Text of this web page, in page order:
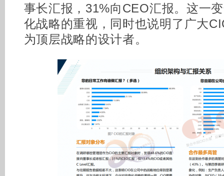
事长汇报，31%向CEO汇报。这一
化战略的重视，同时也说明了广大
为顶层战略的设计者。